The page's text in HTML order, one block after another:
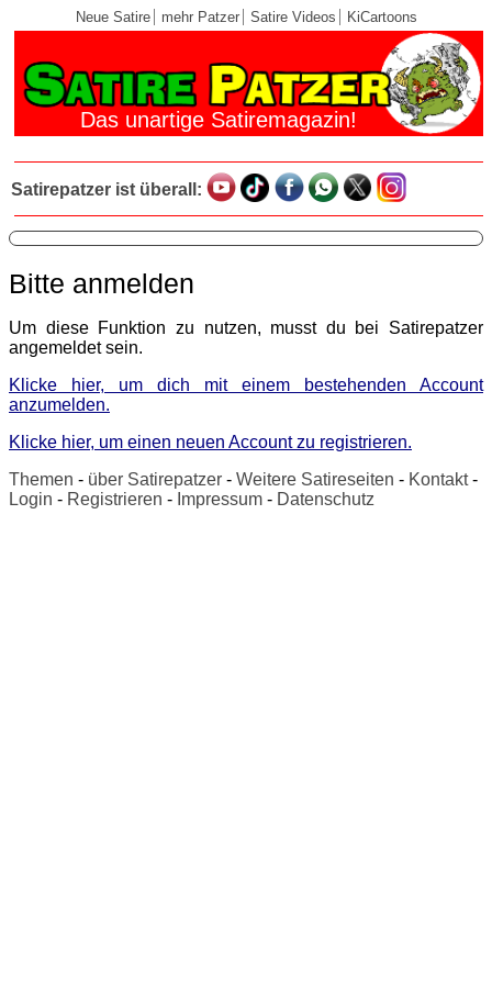
Neue Satire mehr Patzer Satire Videos KiCartoons
Das unartige Satiremagazin!
Satirepatzer ist überall:
Bitte anmelden
Um diese Funktion zu nutzen, musst du bei Satirepatzer
angemeldet sein.
Klicke hier, um dich mit einem bestehenden Account
anzumelden.
Klicke hier, um einen neuen Account zu registrieren.
Themen - über Satirepatzer - Weitere Satireseiten - Kontakt-
Login - Registrieren - Impressum - Datenschutz